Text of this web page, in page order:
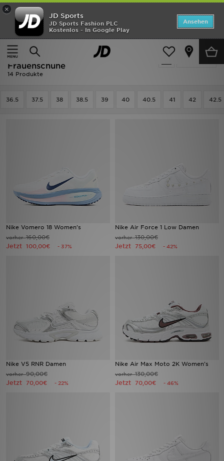
×
JD Sports
JD Sports Fashion PLC
Kostenlos - In Google Play
Ansehen
Home
Frauen Frauenschuhe
Verfeinern
Ausverkauf | Frauen - Weiss Nike
Frauenschuhe
14 Produkte
36.5 37.5 38 38.5 39 40 40.5 41 42 42.5
Nike Vomero 18 Women's
vorher160,00€
Jetzt 100,00€ - 37%
Nike Air Force 1 Low Damen
vorher130,00€
Jetzt 75,00€ - 42%
Nike V5 RNR Damen
vorher90,00€
Jetzt 70,00€ - 22%
Nike Air Max Moto 2K Women's
vorher130,00€
Jetzt 70,00€ - 46%
ANGEBOTE
Neuheiten
Herren
Sport
Lade die APP
Filialfinder
Geschenkgutschein
Studenten
Blog